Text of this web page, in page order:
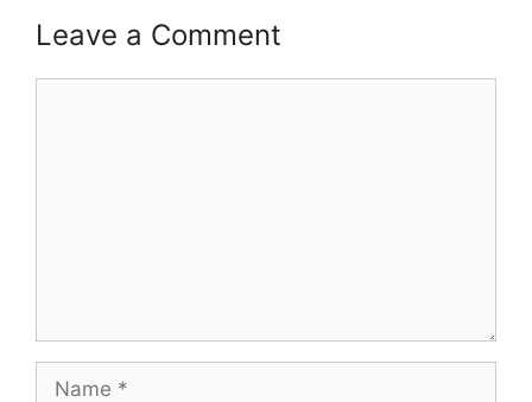
Leave a Comment